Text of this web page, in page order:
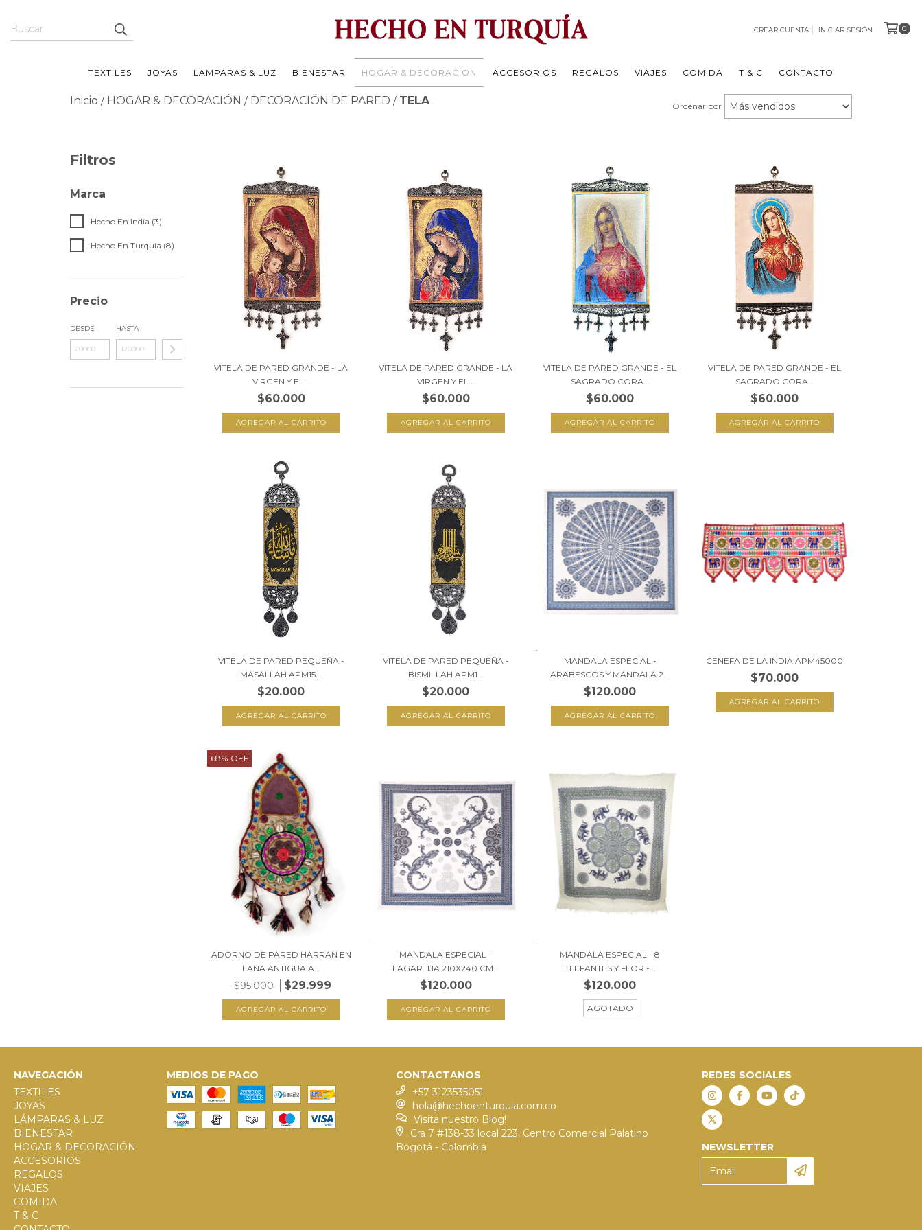
CREAR CUENTA INICIAR SESIÓN 0
TEXTILES JOYAS LÁMPARAS & LUZ BIENESTAR HOGAR & DECORACIÓN ACCESORIOS REGALOS VIAJES COMIDA T & C CONTACTO
Inicio / HOGAR & DECORACIÓN / DECORACIÓN DE PARED / TELA Ordenar por
Filtros
Marca
Hecho En India (3)
Hecho En Turquía (8)
Precio
DESDE HASTA
VITELA DE PARED GRANDE - LA
VIRGEN Y EL...
$60.000
VITELA DE PARED GRANDE - LA
VIRGEN Y EL...
$60.000
VITELA DE PARED GRANDE - EL
SAGRADO CORA...
$60.000
VITELA DE PARED GRANDE - EL
SAGRADO CORA...
$60.000
VITELA DE PARED PEQUEÑA -
MASALLAH APM15...
$20.000
VITELA DE PARED PEQUEÑA -
BISMILLAH APM1...
$20.000
MANDALA ESPECIAL -
ARABESCOS Y MANDALA 2...
$120.000
CENEFA DE LA INDIA APM45000
$70.000
68% OFF
ADORNO DE PARED HARRAN EN
LANA ANTIGUA A...
$95.000 $29.999
MANDALA ESPECIAL -
LAGARTIJA 210X240 CM...
$120.000
MANDALA ESPECIAL - 8
ELEFANTES Y FLOR -...
$120.000
AGOTADO
NAVEGACIÓN
TEXTILES
JOYAS
LÁMPARAS & LUZ
BIENESTAR
HOGAR & DECORACIÓN
ACCESORIOS
REGALOS
VIAJES
COMIDA
T & C
MEDIOS DE PAGO
CONTACTANOS
+57 3123535051
hola@hechoenturquia.com.co
Visita nuestro Blog!
Cra 7 #138-33 local 223, Centro Comercial Palatino
Bogotá - Colombia
REDES SOCIALES
NEWSLETTER